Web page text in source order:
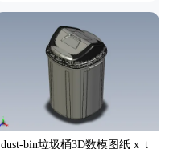
dust-bin垃圾桶3D数模图纸 x_t